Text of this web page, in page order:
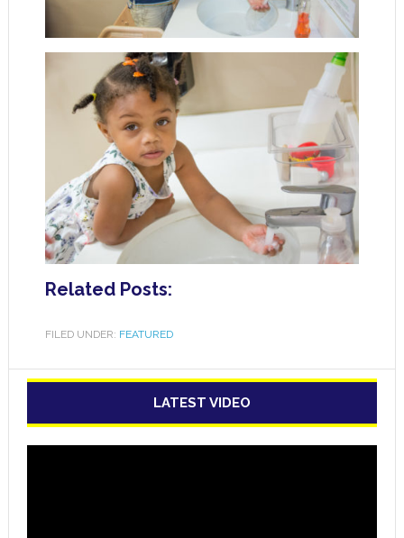
Related Posts:
FILED UNDER: FEATURED
LATEST VIDEO